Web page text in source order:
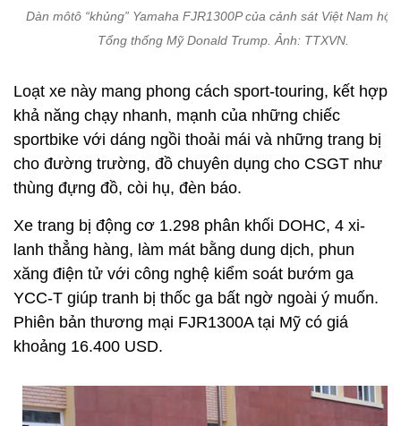
Dàn môtô “khủng” Yamaha FJR1300P của cảnh sát Việt Nam hộ
Tổng thống Mỹ Donald Trump. Ảnh: TTXVN.
Loạt xe này mang phong cách sport-touring, kết hợp
khả năng chạy nhanh, mạnh của những chiếc
sportbike với dáng ngồi thoải mái và những trang bị
cho đường trường, đồ chuyên dụng cho CSGT như
thùng đựng đồ, còi hụ, đèn báo.
Xe trang bị động cơ 1.298 phân khối DOHC, 4 xi-
lanh thẳng hàng, làm mát bằng dung dịch, phun
xăng điện tử với công nghệ kiểm soát bướm ga
YCC-T giúp tranh bị thốc ga bất ngờ ngoài ý muốn.
Phiên bản thương mại FJR1300A tại Mỹ có giá
khoảng 16.400 USD.